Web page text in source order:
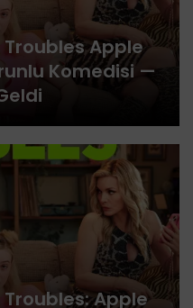
Troubles Apple
Komedisi —
Apple